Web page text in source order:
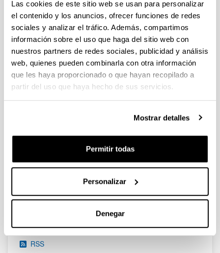
Las cookies de este sitio web se usan para personalizar
el contenido y los anuncios, ofrecer funciones de redes
sociales y analizar el tráfico. Además, compartimos
información sobre el uso que haga del sitio web con
nuestros partners de redes sociales, publicidad y análisis
web, quienes pueden combinarla con otra información
que les haya proporcionado o que hayan recopilado a
partir del uso que haya hecho de sus servicios.
Mostrar detalles
Permitir todas
Personalizar
Denegar
Programa Fellows Gipuzkoa de atracción y retención de
talento 2023
El plazo de presentación de solicitudes finaliza el 29 de marzo
de 2023, a las13:00 (hora peninsular). Plazo interno:
22/03/2023
PIFG22/43: “Energia fotoboltakikoa autokontsumitzeko
gestión de energía inteligente para el autoconsumo de
Plazo de presentación cerrado: 28/01/2023 - 17/02/2023 23:59
15/03/2023 Se ha publicado la propuesta de adjudicación.
Páginas intermedias Use TAB para desplazarse.
49 50 Página
51
RSS